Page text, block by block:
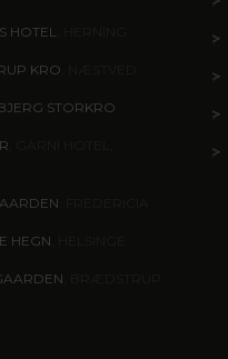
HOTEL
KRO
STORKRO
HEGN